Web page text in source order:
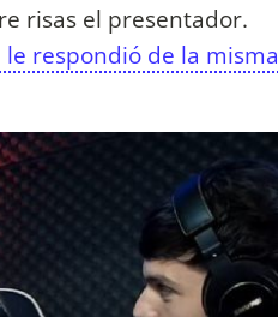
risas el presentador.
respondió de la misma